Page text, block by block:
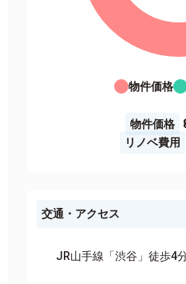
物件価格
物件価格
リノベ費用
交通・アクセス
JR山手線「渋谷」徒歩4